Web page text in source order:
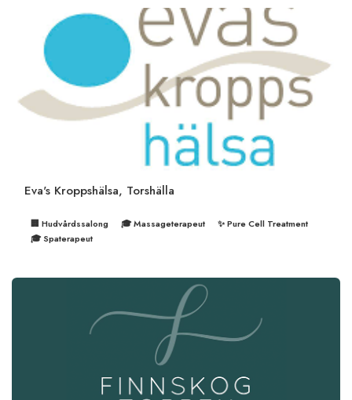
Eva's Kroppshälsa, Torshälla
🏢 Hudvårdssalong 🎓 Massageterapeut
✨ Pure Cell Treatment
🎓 Spaterapeut